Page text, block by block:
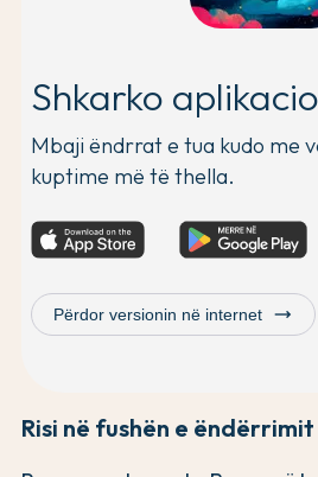
Shkarko
Mbaji ëndrrat e tua kudo me
kuptime më të thella.
Përdor versionin në internet trending_flat
Risi në fushën e